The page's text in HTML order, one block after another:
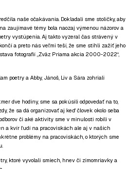
naše očakávania. Dokladali sme stoličky, aby
zaujímavé témy bola naozaj výmenou názorov a
vystúpenia. Aj takto vyzeral čas strávený v
a preto nás veľmi teší, že sme stihli zažiť jeho
fotografií „Zväz Priama akcia 2000-2022“,
poetry a Abby, Jánoš, Liv a Sára zohriali
dve hodiny, sme sa pokúsili odpovedať na to,
že sa dá organizovať aj keď človek okolo seba
či aké aktivity sme v minulosti robili v
a kvír ľudí na pracoviskách ale aj v našich
problémy na pracoviskách, o ktorých sme
ktoré vyvolali smiech, hnev či zimomriavky a